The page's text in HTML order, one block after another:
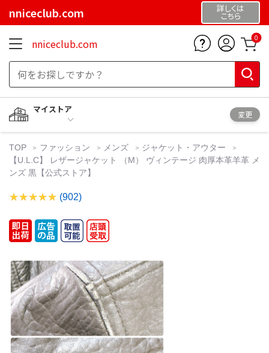
nniceclub.com 詳しくは
こちら
nniceclub.com 0
マイストア
変更
TOP ファッション メンズ
ジャケット・アウター
【U.L.C】 レザージャケット （M） ヴィンテージ 肉厚本革羊革 メ
ンズ 黒【公式ストア】
(902)